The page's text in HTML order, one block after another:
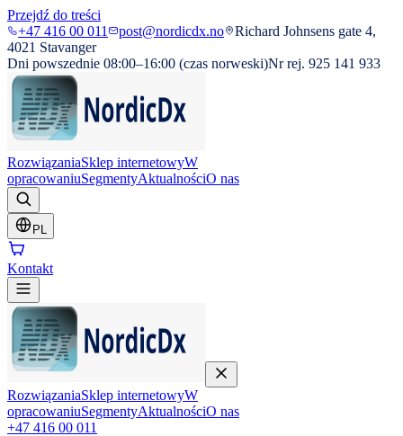
Przejdź do treści
+47 416 00 011
post@nordicdx.no
Richard Johnsens gate 4,
4021 Stavanger
Dni powszednie 08:00–16:00 (czas norweski)Nr rej. 925 141 933
RozwiązaniaSklep internetowyW
opracowaniuSegmentyAktualnościO nas
PL
Kontakt
RozwiązaniaSklep internetowyW
opracowaniuSegmentyAktualnościO nas
+47 416 00 011